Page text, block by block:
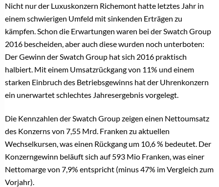
Nicht nur der Luxuskonzern Richemont hatte letztes Jahr in
einem schwierigen Umfeld mit sinkenden Erträgen zu
kämpfen. Schon die Erwartungen waren bei der Swatch Group
2016 bescheiden, aber auch diese wurden noch unterboten:
Der Gewinn der Swatch Group hat sich 2016 praktisch
halbiert. Mit einem Umsatzrückgang von 11% und einem
starken Einbruch des Betriebsgewinns hat der Uhrenkonzern
ein unerwartet schlechtes Jahresergebnis vorgelegt.
Die Kennzahlen der Swatch Group zeigen einen Nettoumsatz
des Konzerns von 7,55 Mrd. Franken zu aktuellen
Wechselkursen, was einen Rückgang um 10,6 % bedeutet. Der
Konzerngewinn beläuft sich auf 593 Mio Franken, was einer
Nettomarge von 7,9% entspricht (minus 47% im Vergleich zum
Vorjahr).